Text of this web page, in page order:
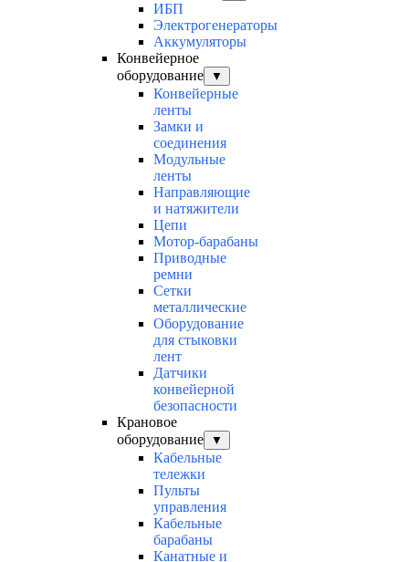
ИБП
Электрогенераторы
Аккумуляторы
Конвейерное
оборудование
▼
Конвейерные
ленты
Замки и
соединения
Модульные
ленты
Направляющие
и натяжители
Цепи
Мотор-барабаны
Приводные
ремни
Сетки
металлические
Оборудование
для стыковки
лент
Датчики
конвейерной
безопасности
Крановое
оборудование
▼
Кабельные
тележки
Пульты
управления
Кабельные
барабаны
Канатные и